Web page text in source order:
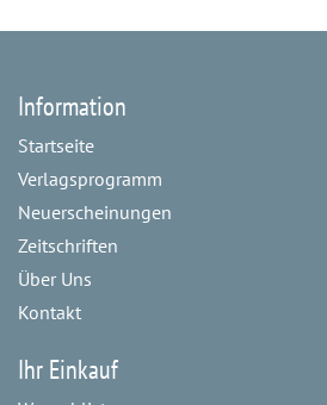
Information
Startseite
Verlagsprogramm
Neuerscheinungen
Zeitschriften
Über Uns
Kontakt
Ihr Einkauf